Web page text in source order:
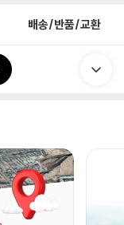
배송/반품/교환